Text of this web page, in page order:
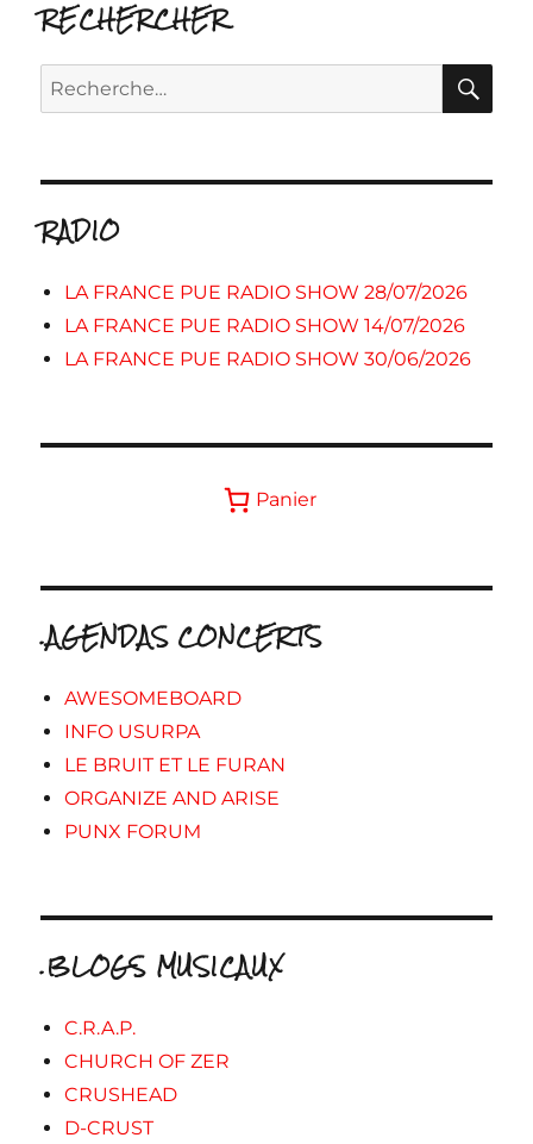
RECHERCHER
Recherche
pour :
RADIO
LA FRANCE PUE RADIO SHOW 28/07/2026
LA FRANCE PUE RADIO SHOW 14/07/2026
LA FRANCE PUE RADIO SHOW 30/06/2026
Panier
.AGENDAS CONCERTS
AWESOMEBOARD
INFO USURPA
LE BRUIT ET LE FURAN
ORGANIZE AND ARISE
PUNX FORUM
.BLOGS MUSICAUX
C.R.A.P.
CHURCH OF ZER
CRUSHEAD
D-CRUST